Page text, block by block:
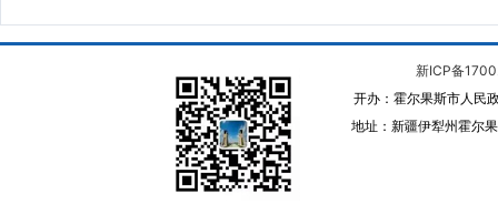
新ICP备
开办：霍尔果斯市人民
地址：新疆伊犁州霍